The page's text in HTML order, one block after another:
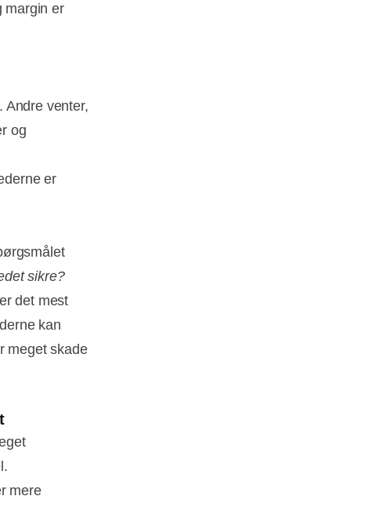
margin er
Andre venter,
og
er
sikre?
det mest
kan
meget skade
mere